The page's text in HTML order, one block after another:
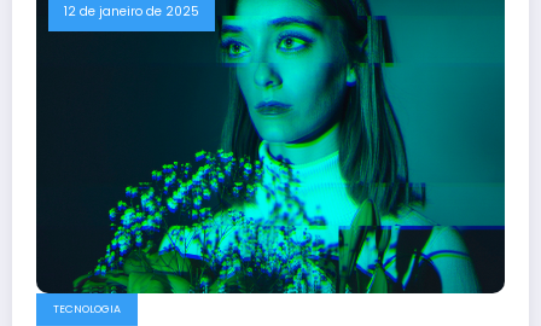
12 de janeiro de 2025
TECNOLOGIA